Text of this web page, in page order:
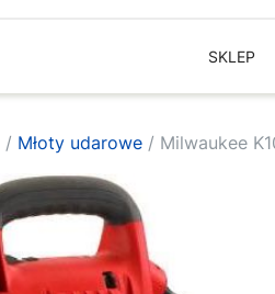
SKLEP
/ Młoty udarowe / Milwaukee